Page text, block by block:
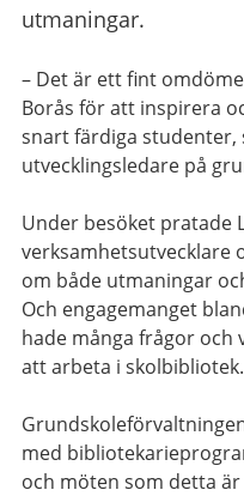
utmaningar.
– Det är ett fint
Borås för att inspirera
snart färdiga studenter,
utvecklingsledare på
Under besöket pratade
verksamhetsutvecklare
om både utmaningar
Och engagemanget
hade många frågor och
att arbeta i skolbibliotek.
med
och möten som detta